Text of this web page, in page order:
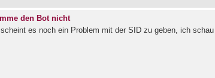
den Bot nicht
es noch ein Problem mit der SID zu geben, ich